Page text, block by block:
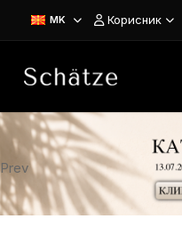
MK Корисник
Prev